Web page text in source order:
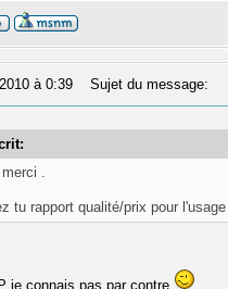
à 0:39 Sujet du message:
.
tu rapport qualité/prix pour
je connais pas par contre